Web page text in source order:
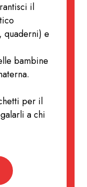
il
quaderni) e
bambine
per il
a chi